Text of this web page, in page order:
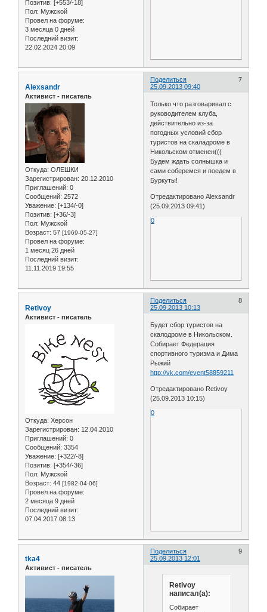
Позитив: [+553/-18]
Пол: Мужской
Провел на форуме:
3 месяца 0 дней
Последний визит:
22.02.2024 20:09
Поделиться
7
25.09.2013 09:40
Alexsandr
Активист - писатель
Откуда: ОЛЕШКИ
Зарегистрирован: 20.12.2010
Приглашений: 0
Сообщений: 2572
Уважение: [+134/-0]
Позитив: [+36/-3]
Пол: Мужской
Возраст: 57 [1969-05-27]
Провел на форуме:
1 месяц 26 дней
Последний визит:
11.11.2019 19:55
Только что разговаривал с
руководителем клуба,
действительно из-за
погодных условий сбор
туристов на скаладроме в
Никольском отменен(((
Будем ждать солнышка и
сами соберемся и поедем в
Буркуты!
Отредактировано Alexsandr
(25.09.2013 09:41)
0
Поделиться
8
25.09.2013 10:13
Retivoy
Активист - писатель
Откуда: Херсон
Зарегистрирован: 12.04.2010
Приглашений: 0
Сообщений: 3354
Уважение: [+322/-8]
Позитив: [+354/-36]
Пол: Мужской
Возраст: 44 [1982-04-06]
Провел на форуме:
2 месяца 9 дней
Последний визит:
07.04.2017 08:13
Будет сбор туристов на
скалодроме в Никольском.
Собирает Федерация
спортивного туризма и Дима
Рыжий
http://vk.com/event58859211
Отредактировано Retivoy
(25.09.2013 10:15)
0
Поделиться
9
25.09.2013 12:01
tka4
Активист - писатель
Retivoy
написал(а):
Собирает